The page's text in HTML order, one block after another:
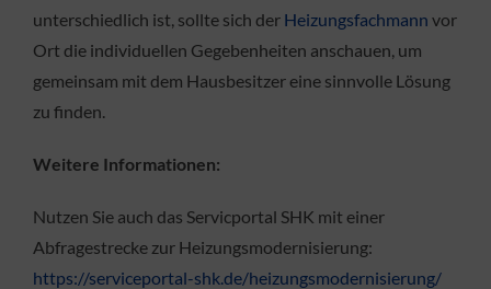
unterschiedlich ist, sollte sich der Heizungsfachmann vor
Ort die individuellen Gegebenheiten anschauen, um
gemeinsam mit dem Hausbesitzer eine sinnvolle Lösung
zu finden.
Weitere Informationen:
Nutzen Sie auch das Servicportal SHK mit einer
Abfragestrecke zur Heizungsmodernisierung:
https://serviceportal-shk.de/heizungsmodernisierung/